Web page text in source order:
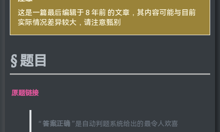
这是一篇最后编辑于 8 年前 的文章，其内容可能与目前
实际情况差异较大，请注意甄别
题目
原题链接
“答案正确 ”是自动判题系统给出的最令人欢喜